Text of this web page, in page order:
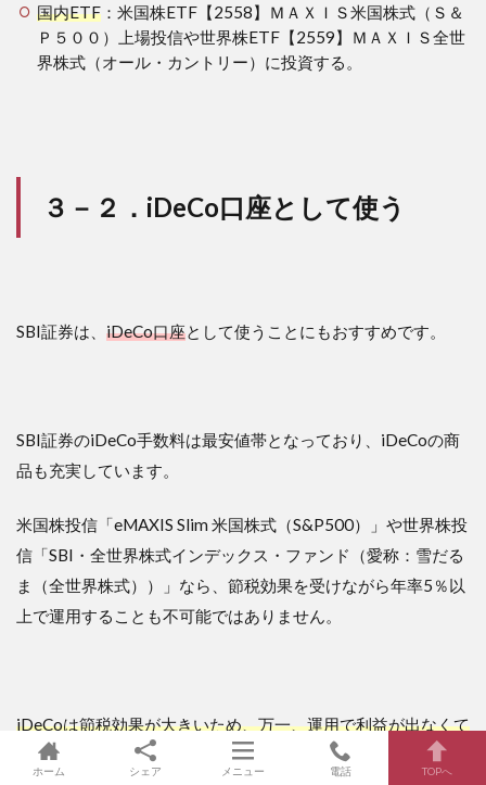
国内ETF：米国株ETF【2558】ＭＡＸＩＳ米国株式（Ｓ＆
Ｐ５００）上場投信や世界株ETF【2559】ＭＡＸＩＳ全世
界株式（オール・カントリー）に投資する。
３－２．iDeCo口座として使う
SBI証券は、 iDeCo口座として使うことにもおすすめです。
SBI証券のiDeCo手数料は最安値帯となっており、iDeCoの商
品も充実しています。
米国株投信「eMAXIS Slim 米国株式（S&P500）」や世界株投
信「SBI・全世界株式インデックス・ファンド（愛称：雪だる
ま（全世界株式））」なら、節税効果を受けながら年率5％以
上で運用することも不可能ではありません。
iDeCoは節税効果が大きいため、万一、運用で利益が出なくて
も、節税効果だけでも元が取れてしまう場合が大半
です。
ホーム シェア メニュー 電話 TOPへ